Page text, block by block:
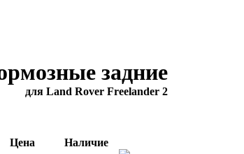
задние
для Land Rover Freelander 2
Цена
Наличие